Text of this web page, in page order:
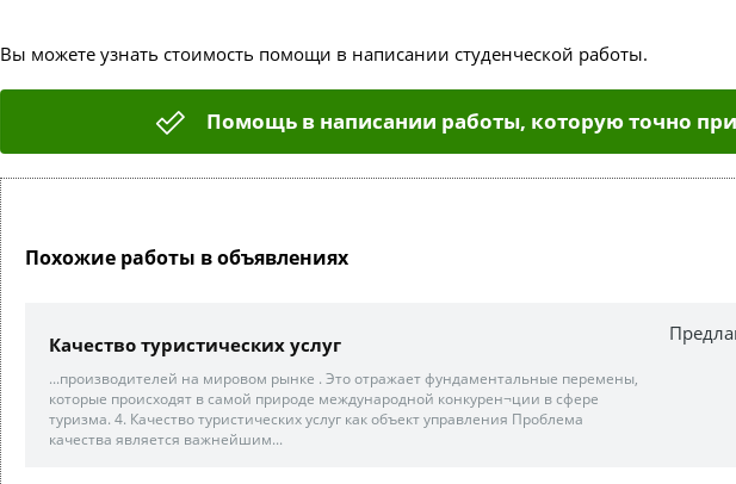
Вы можете узнать стоимость помощи в написании студенческой работы.
Помощь в написании работы, которую точно
Похожие работы в объявлениях
Качество туристических услуг
...производителей на мировом рынке . Это отражает фундаментальные перемены,
которые происходят в самой природе международной конкурен¬ции в сфере
туризма. 4. Качество туристических услуг как объект управления Проблема
качества является важнейшим...